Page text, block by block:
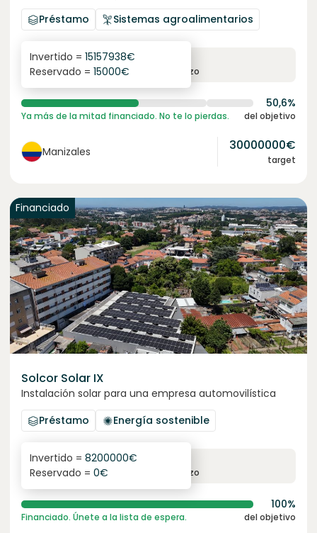
Préstamo
Sistemas agroalimentarios
6.1%
interés anual plazo
Invertido = 15157938€
Reservado = 15000€
50,6%
Ya más de la mitad financiado. No te lo pierdas. del objetivo
Manizales 30000000€
target
Financiado
Solcor Solar IX
Instalación solar para una empresa automovilística
Préstamo
Energía sostenible
6.1%
interés anual plazo
Invertido = 8200000€
Reservado = 0€
100%
Financiado. Únete a la lista de espera. del objetivo